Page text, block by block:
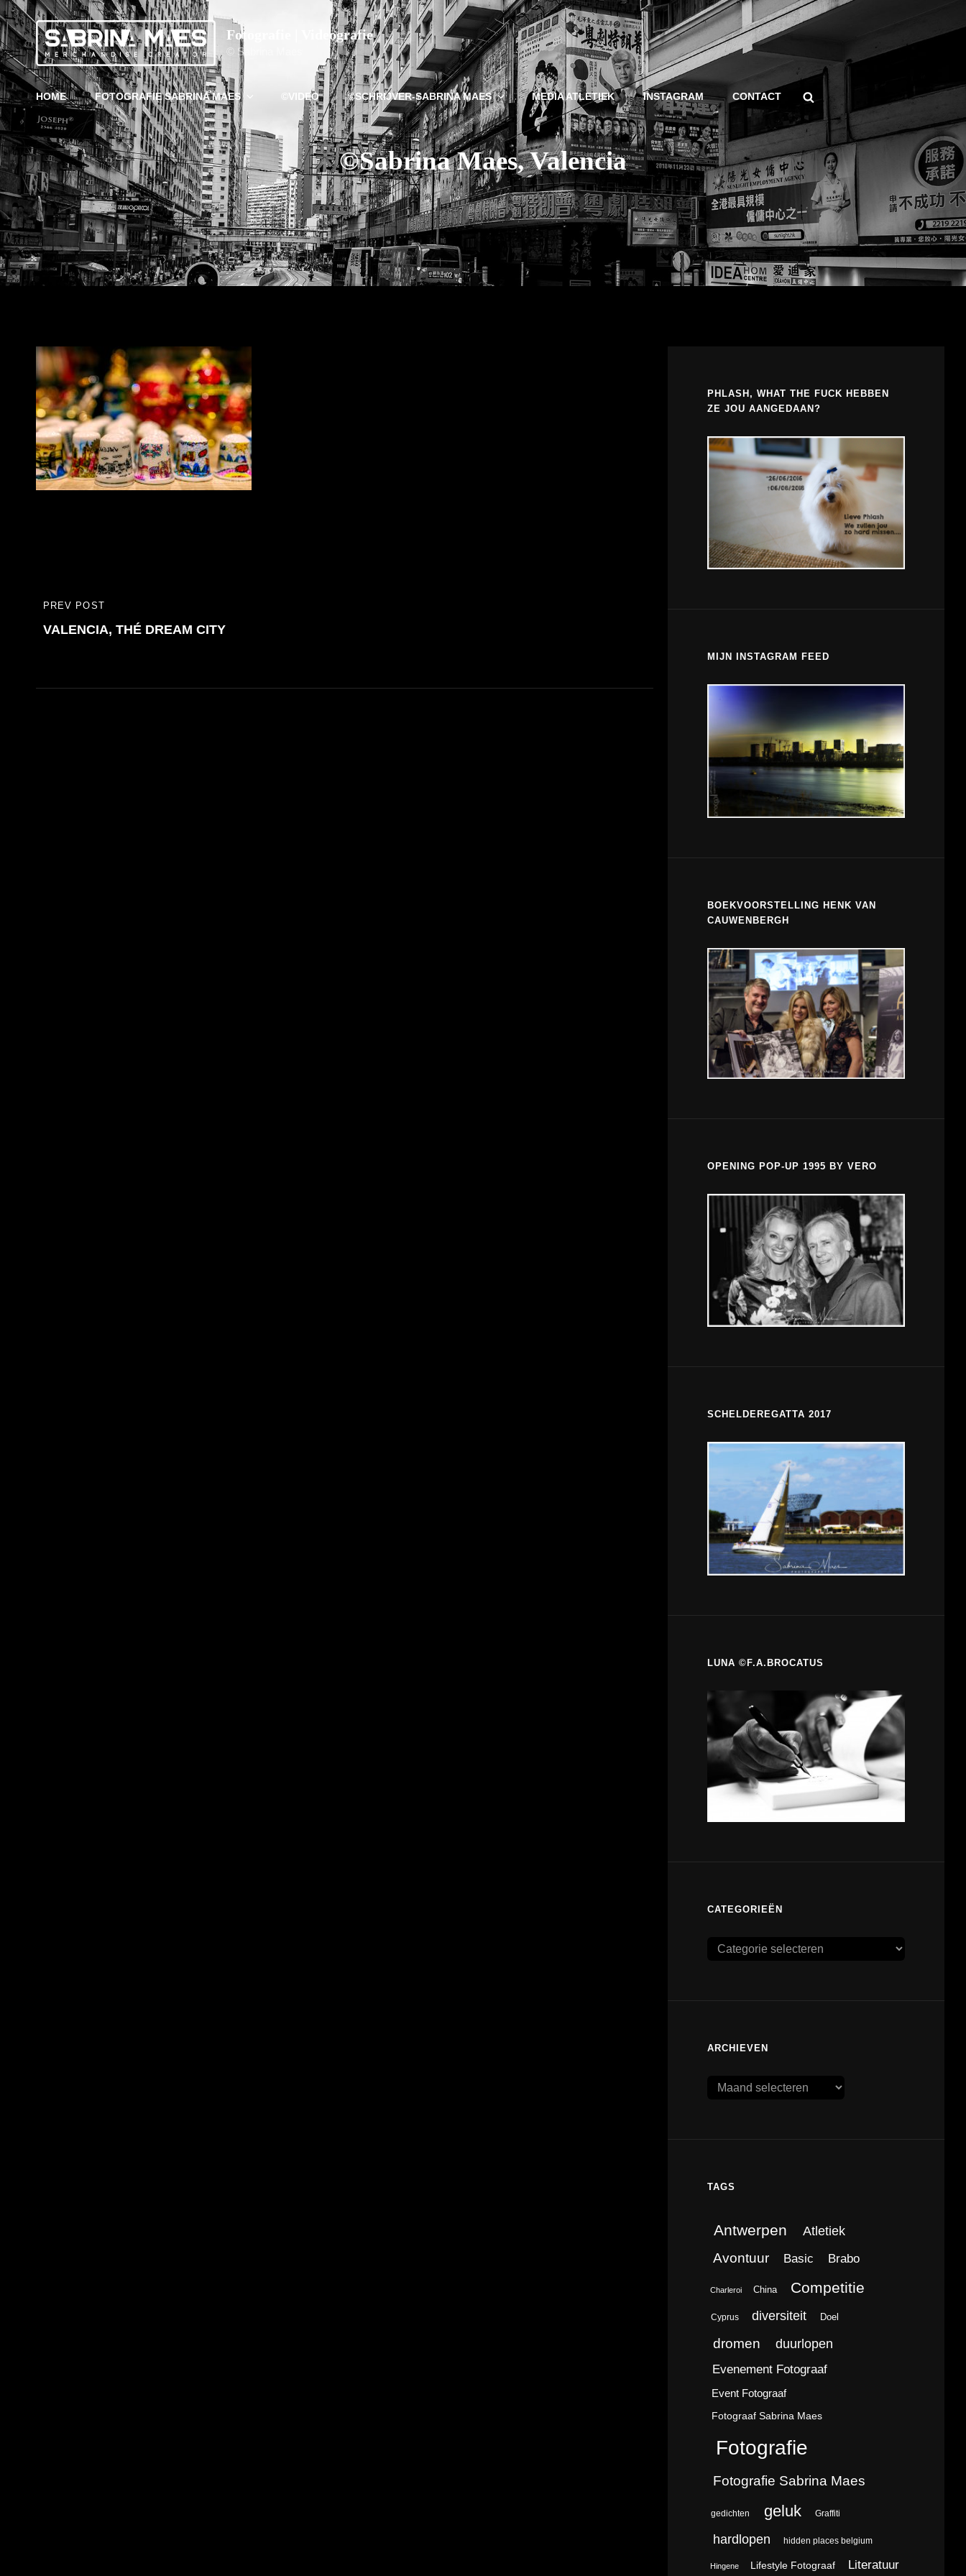
Fotografie | Videografie
© Sabrina Maes
HOME FOTOGRAFIE SABRINA MAES ©VIDEO ©SCHRIJVER-SABRINA MAES MEDIA ATLETIEK INSTAGRAM CONTACT Search
©Sabrina Maes, Valencia
Bericht
navigatie
PREVIOUS
POST
PREV POST
VALENCIA, THÉ DREAM CITY
PHLASH, WHAT THE FUCK HEBBEN
ZE JOU AANGEDAAN?
MIJN INSTAGRAM FEED
BOEKVOORSTELLING HENK VAN
CAUWENBERGH
OPENING POP-UP 1995 BY VERO
SCHELDEREGATTA 2017
LUNA ©F.A.BROCATUS
CATEGORIEËN
Categorieën
ARCHIEVEN
Archieven
TAGS
Antwerpen Atletiek
Avontuur Basic Brabo
Charleroi China Competitie
Cyprus diversiteit Doel
dromen duurlopen
Evenement Fotograaf
Event Fotograaf
Fotograaf Sabrina Maes
Fotografie
Fotografie Sabrina Maes
gedichten geluk Graffiti
hardlopen hidden places belgium
Hingene Lifestyle Fotograaf Literatuur